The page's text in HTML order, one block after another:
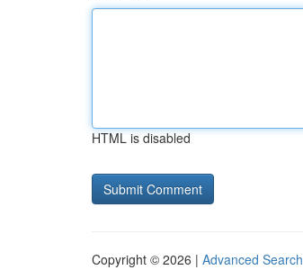
HTML is disabled
Copyright © 2026 | Advanced Search